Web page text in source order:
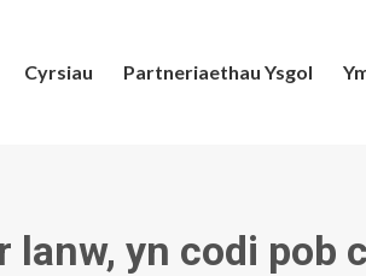
Cyrsiau Partneriaethau Ysgol
lanw, yn codi pob